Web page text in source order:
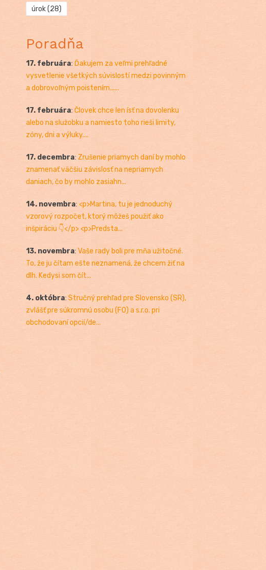
úrok(28)
Poradňa
17. februára: Ďakujem za veľmi prehľadné
vysvetlenie všetkých súvislostí medzi povinným
a dobrovoľným poistením......
17. februára: Človek chce len ísť na dovolenku
alebo na služobku a namiesto toho rieši limity,
zóny, dni a výluky....
17. decembra: Zrušenie priamych daní by mohlo
znamenať väčšiu závislosť na nepriamych
daniach, čo by mohlo zasiahn...
14. novembra: <p>Martina, tu je jednoduchý
vzorový rozpočet, ktorý môžeš použiť ako
inšpiráciu 👇</p> <p>Predsta...
13. novembra: Vaše rady boli pre mňa užitočné.
To, že ju čítam ešte neznamená, že chcem žiť na
dlh. Kedysi som čít...
4. októbra: Stručný prehľad pre Slovensko (SR),
zvlášť pre súkromnú osobu (FO) a s.r.o. pri
obchodovaní opcií/de...